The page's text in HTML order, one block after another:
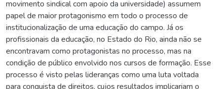
movimento sindical com apoio da universidade) assumem
papel de maior protagonismo em todo o processo de
institucionalização de uma educação do campo. Já os
profissionais da educação, no Estado do Rio, ainda não se
encontravam como protagonistas no processo, mas na
condição de público envolvido nos cursos de formação. Esse
processo é visto pelas lideranças como uma luta voltada
para conquista de direitos, cujos resultados implicariam o